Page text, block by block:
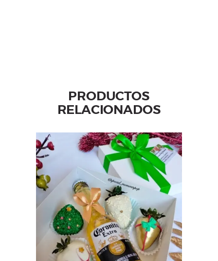
PRODUCTOS
RELACIONADOS